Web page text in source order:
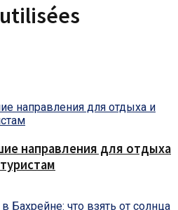
направления для отдыха